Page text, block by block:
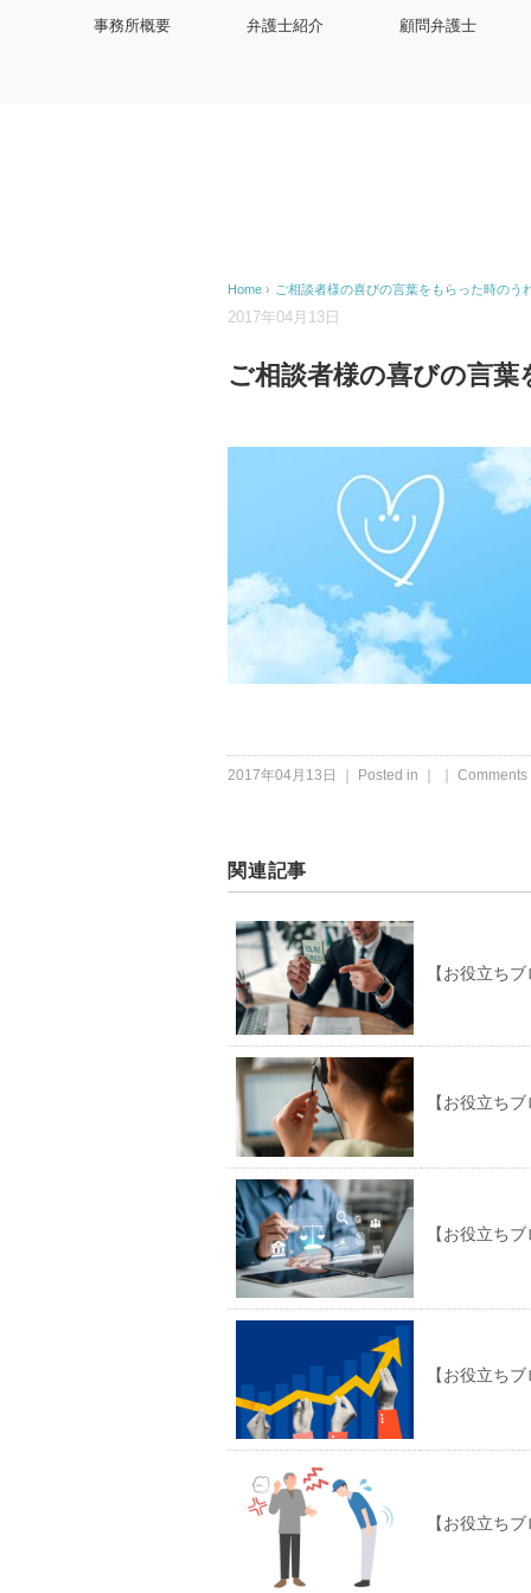
事務所概要 弁護士紹介 顧問弁護士
Home › ご相談者様の喜びの言葉をもらった時のう
2017年04月13日
ご相談者様の喜びの言
2017年04月13日 ｜ Posted in ｜ ｜ Comments
関連記事
【お役立ち
【お役立ち
【お役立ち
【お役立ち
【お役立ち